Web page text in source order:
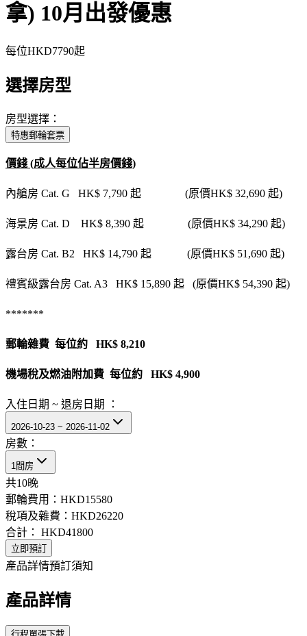
拿) 10月出發優惠
每位HKD7790起
選擇房型
房型選擇：
特惠郵輪套票
價錢 (成人每位佔半房價錢)
內艙房 Cat. G HK$ 7,790 起 (原價HK$ 32,690 起)
海景房 Cat. D HK$ 8,390 起 (原價HK$ 34,290 起)
露台房 Cat. B2 HK$ 14,790 起 (原價HK$ 51,690 起)
禮賓級露台房 Cat. A3 HK$ 15,890 起 (原價HK$ 54,390 起)
*******
郵輪雜費 每位約 HK$ 8,210
機場稅及燃油附加費 每位約 HK$ 4,900
入住日期 ~ 退房日期 ：
2026-10-23 ~ 2026-11-02
房數：
1間房
共10晚
郵輪費用： HKD15580
稅項及雜費： HKD26220
合計： HKD41800
立即預訂
產品詳情預訂須知
產品詳情